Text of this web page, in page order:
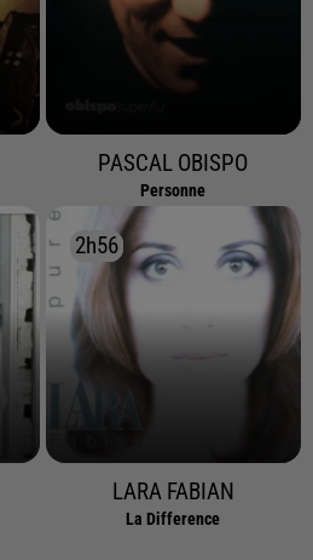
PASCAL OBISPO
Personne
2h56
2h56
LARA FABIAN
La Difference